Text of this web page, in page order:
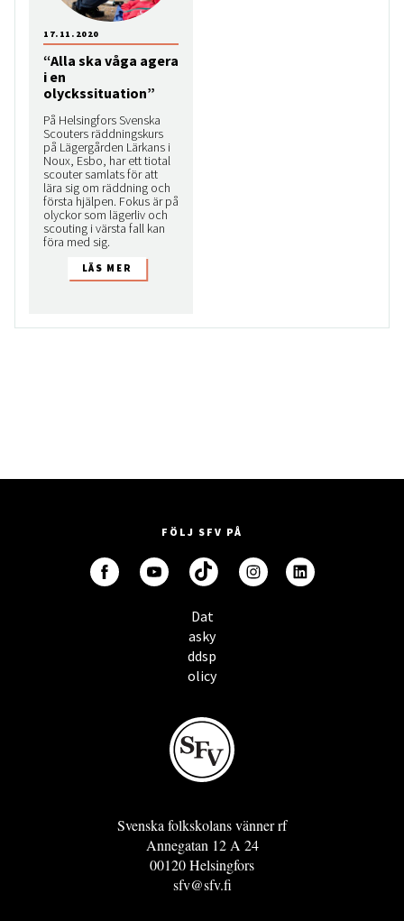
“Alla ska våga agera
i en
olyckssituation”
På Helsingfors Svenska
Scouters räddningskurs
på Lägergården Lärkans i
Noux, Esbo, har ett tiotal
scouter samlats för att
lära sig om räddning och
första hjälpen. Fokus är på
olyckor som lägerliv och
scouting i värsta fall kan
föra med sig.
17.11.2020
FÖLJ SFV PÅ
Dat
asky
ddsp
olicy
Svenska folkskolans vänner rf
Annegatan 12 A 24
00120 Helsingfors
sfv@sfv.fi